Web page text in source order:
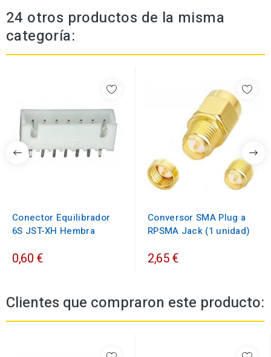
24 otros productos de la misma
categoría:
Conector Equilibrador
6S JST-XH Hembra
0,60 €
Conversor SMA Plug a
RPSMA Jack (1 unidad)
2,65 €
Clientes que compraron este producto: